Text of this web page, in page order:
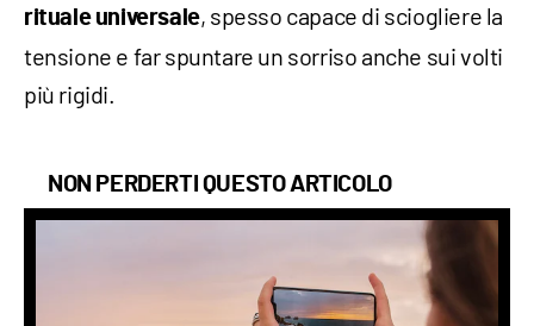
rituale universale, spesso capace di sciogliere la
tensione e far spuntare un sorriso anche sui volti
più rigidi.
NON PERDERTI QUESTO ARTICOLO